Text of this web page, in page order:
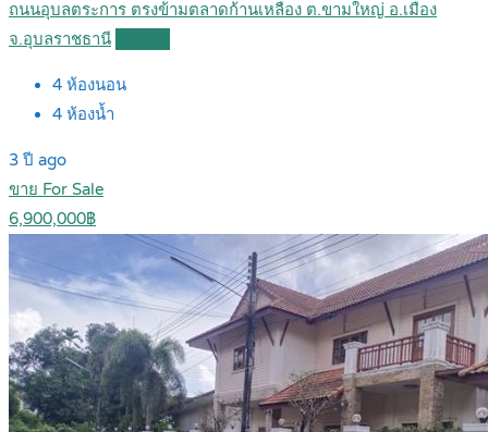
ถนนอุบลตระการ ตรงข้ามตลาดก้านเหลือง ต.ขามใหญ่ อ.เมือง
จ.อุบลราชธานี
4 ห้องนอน
4 ห้องน้ำ
3 ปี ago
ขาย For Sale
6,900,000฿